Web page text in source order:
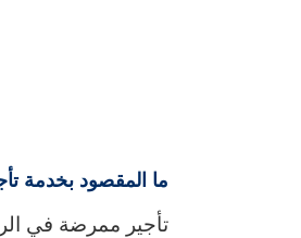
ما المقصود بخدمة
تأجير ممرضة في